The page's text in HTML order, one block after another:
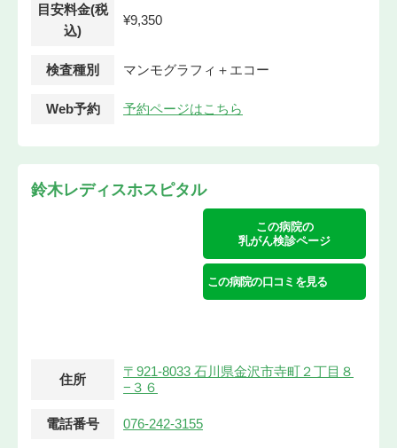
目安料金(税
込)
¥9,350
検査種別 マンモグラフィ＋エコー
Web予約 予約ページはこちら
鈴木レディスホスピタル
この病院の
乳がん検診ページ
この病院の口コミを見る
住所
〒921-8033 石川県金沢市寺町２丁目８
−３６
電話番号 076-242-3155